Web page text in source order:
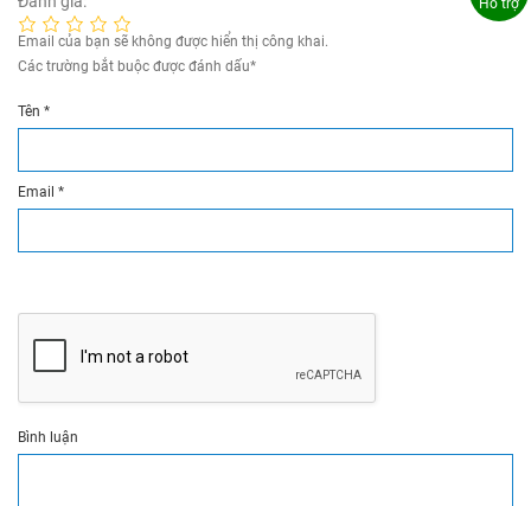
Email của bạn sẽ không được hiển thị công khai.
Các trường bắt buộc được đánh dấu*
Tên *
Email *
Bình luận